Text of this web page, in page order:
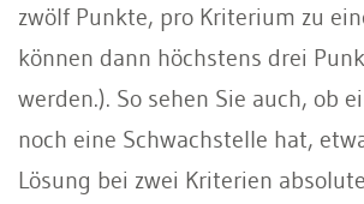
zwölf Punkte, pro Kriterium zu
können dann höchstens drei
werden.). So sehen Sie auch, ob
noch eine Schwachstelle hat,
Lösung bei zwei Kriterien